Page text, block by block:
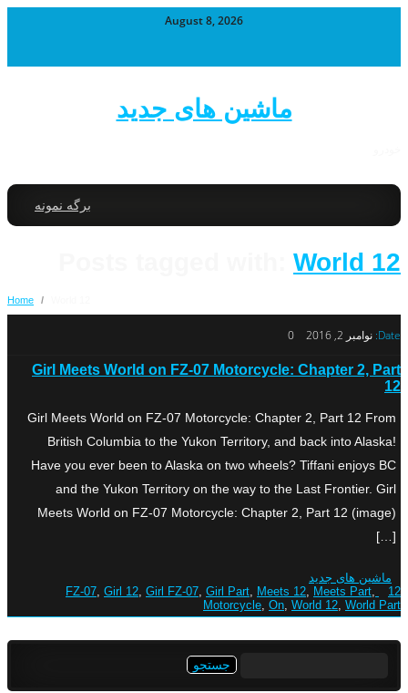
August 8, 2026
ماشین های جدید
برگه نمونه
World 12
Home /
Date: نوامبر 2, 2016 0
Girl Meets World on FZ-07 Motorcycle: Chapter 2, Part
12
Girl Meets World on FZ-07 Motorcycle: Chapter 2, Part 12 From
British Columbia to the Yukon Territory, and back into Alaska!
Have you ever been to Alaska on two wheels? Tiffani enjoys BC
and the Yukon Territory on the way to the Last Frontier. Girl
Meets World on FZ-07 Motorcycle: Chapter 2, Part 12 (image)
[…]
ماشین های جدید
12 FZ-07
, Girl 12, Girl FZ-07, Girl Part, Meets 12, Meets Part,
Motorcycle, On, World 12, World Part